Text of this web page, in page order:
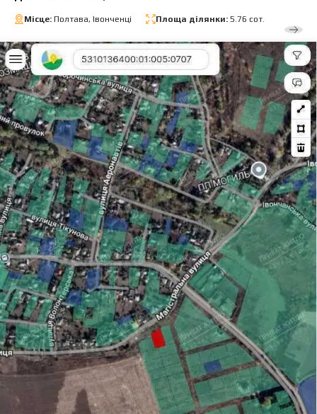
Місце: Полтава, Івонченці Площа ділянки: 5.76 сот.